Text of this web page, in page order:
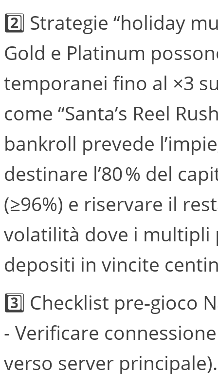
2️⃣ Strategie “holiday
Gold e Platinum
temporanei fino al ×3
come “Santa’s Reel
bankroll prevede
destinare l’80 % del
(≥96%) e riservare il
volatilità dove i
depositi in vincite
3️⃣ Checklist pre‑gioco
- Verificare
verso server principale).